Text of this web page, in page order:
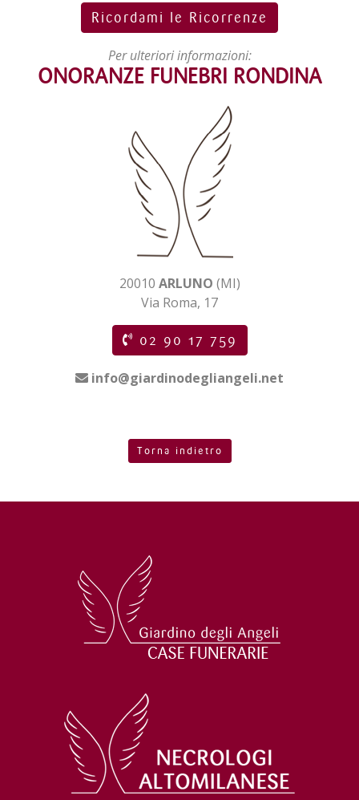
Ricordami le Ricorrenze
Per ulteriori informazioni:
ONORANZE FUNEBRI RONDINA
20010 ARLUNO (MI)
Via Roma, 17
02 90 17 759
info@giardinodegliangeli.net
Torna indietro